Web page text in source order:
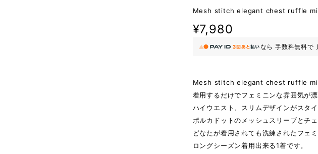
Mesh stitch elegant chest ruffle
¥7,980
なら 手数料無料で
Mesh stitch elegant chest ruffle
着用するだけでフェミニンな雰囲気が
ハイウエスト、スリムデザインがスタ
ポルカドットのメッシュスリーブとチ
どなたが着用されても洗練されたフェ
ロングシーズン着用出来る1着です。